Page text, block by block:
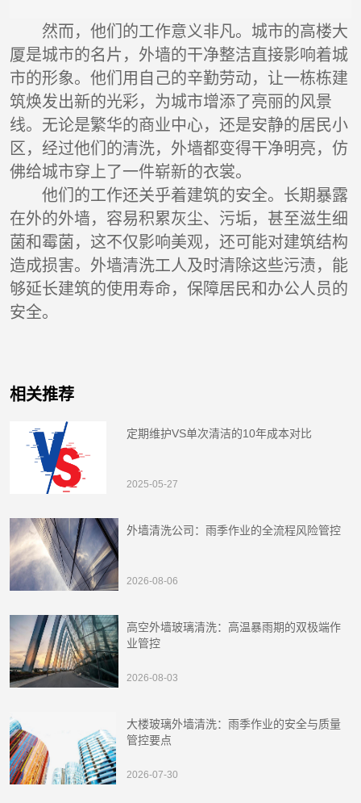
然而，他们的工作意义非凡。城市的高楼大
厦是城市的名片，外墙的干净整洁直接影响着城
市的形象。他们用自己的辛勤劳动，让一栋栋建
筑焕发出新的光彩，为城市增添了亮丽的风景
线。无论是繁华的商业中心，还是安静的居民小
区，经过他们的清洗，外墙都变得干净明亮，仿
佛给城市穿上了一件崭新的衣裳。
他们的工作还关乎着建筑的安全。长期暴露
在外的外墙，容易积累灰尘、污垢，甚至滋生细
菌和霉菌，这不仅影响美观，还可能对建筑结构
造成损害。外墙清洗工人及时清除这些污渍，能
够延长建筑的使用寿命，保障居民和办公人员的
安全。
相关推荐
定期维护VS单次清洁的10年成本对比
2025-05-27
外墙清洗公司：雨季作业的全流程风险管控
2026-08-06
高空外墙玻璃清洗：高温暴雨期的双极端作
业管控
2026-08-03
大楼玻璃外墙清洗：雨季作业的安全与质量
管控要点
2026-07-30